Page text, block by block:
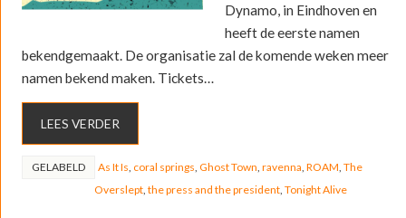
Dynamo, in Eindhoven en
heeft de eerste namen
bekendgemaakt. De organisatie zal de komende weken meer
namen bekend maken. Tickets…
LEES VERDER
GELABELD As It Is coral springs Ghost Town ravenna ROAM The
Overslept, the press and the president, Tonight Alive